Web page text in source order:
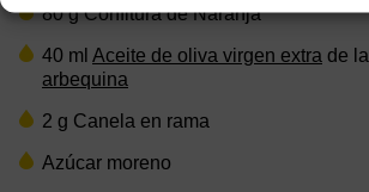
80 g Confitura de Naranja
40 ml Aceite de oliva virgen extra de la
arbequina
2 g Canela en rama
Azúcar moreno